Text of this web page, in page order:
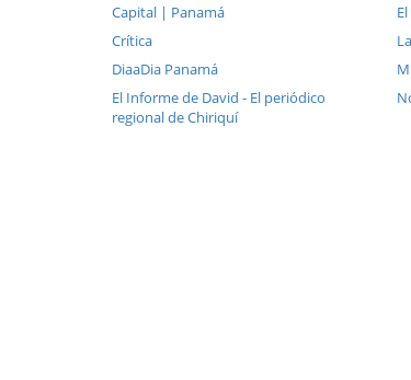
Capital | Panamá
Crítica
DiaaDia Panamá
El Informe de David - El periódico
regional de Chiriquí